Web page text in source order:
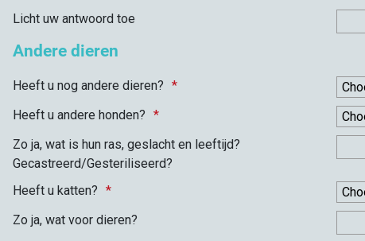
Licht uw antwoord toe
Andere dieren
Heeft u nog andere dieren?
Heeft u andere honden?
Zo ja, wat is hun ras, geslacht en leeftijd?
Gecastreerd/Gesteriliseerd?
Heeft u katten?
Zo ja, wat voor dieren?